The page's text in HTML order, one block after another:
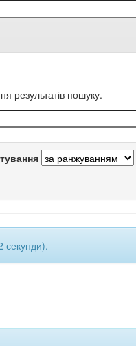
результатів пошуку.
секунди).